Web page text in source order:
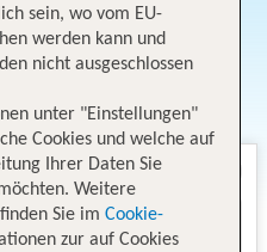
sein, wo vom EU-
werden kann und
nicht ausgeschlossen
unter "Einstellungen"
Cookies und welche auf
Ihrer Daten Sie
Weitere
Sie im Cookie-
zur auf Cookies